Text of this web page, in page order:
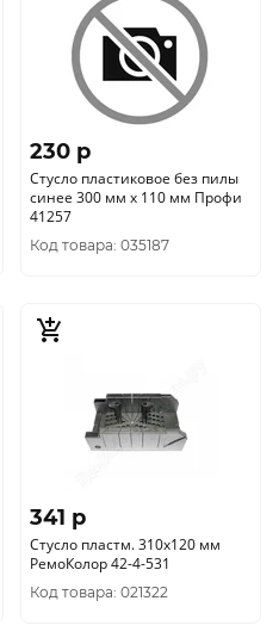
230 p
Стусло пластиковое без пилы
синее 300 мм х 110 мм Профи
41257
Код товара: 035187
341 p
Стусло пластм. 310х120 мм
РемоКолор 42-4-531
Код товара: 021322